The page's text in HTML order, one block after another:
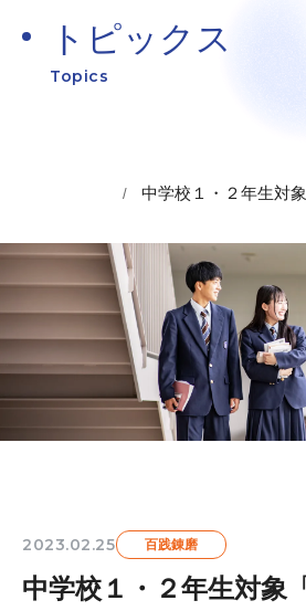
トピックス
Topics
中学校１・２年生対
2023.02.25 百践錬磨
中学校１・２年生対象